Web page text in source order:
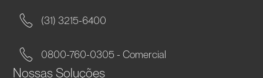
(31) 3215-6400
0800-760-0305 - Comercial
Nossas Soluções